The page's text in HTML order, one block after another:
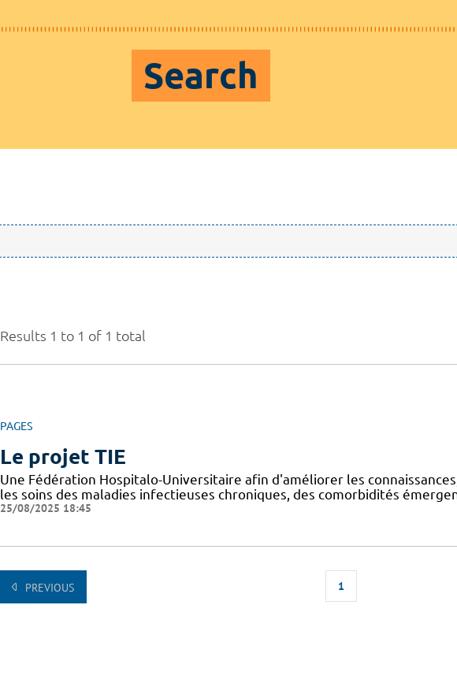
Search
Results 1 to 1 of 1 total
PAGES
Le projet TIE
Une Fédération Hospitalo-Universitaire afin d'améliorer les
les soins des maladies infectieuses chroniques, des comorbidités
25/08/2025 18:45
PREVIOUS 1